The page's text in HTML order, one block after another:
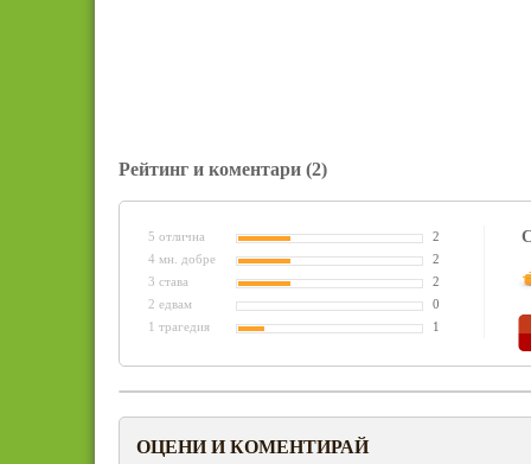
Рейтинг и коментари (2)
5 отлична
2
4 мн. добре
2
3 става
2
2 едвам
0
1 трагедия
1
ОЦЕНИ И КОМЕНТИРАЙ